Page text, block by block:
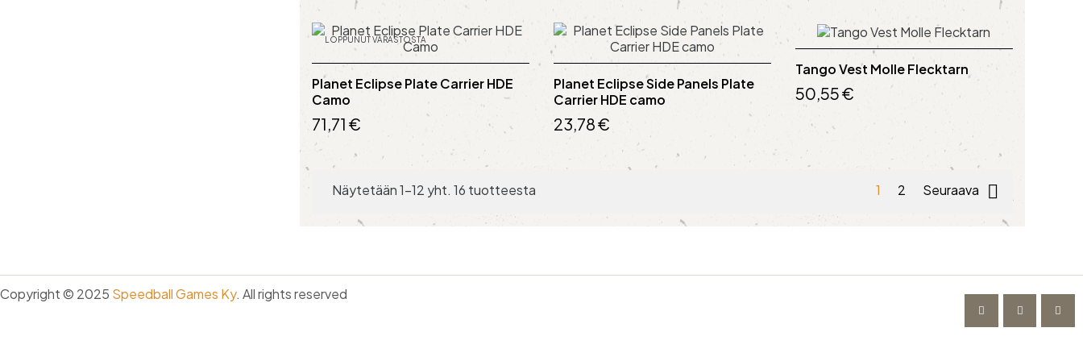
LOPPUNUT VARASTOSTA
Planet Eclipse Plate Carrier HDE
Camo
71,71 €
Planet Eclipse Side Panels Plate
Carrier HDE camo
23,78 €
Tango Vest Molle Flecktarn
50,55 €
Näytetään 1-12 yht. 16 tuotteesta 1 2 Seuraava 
Copyright © 2025 Speedball Games Ky. All rights reserved